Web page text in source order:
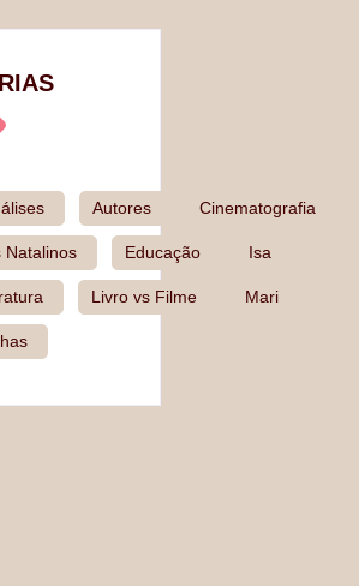
Autores Cinematografia
Natalinos Educação Isa
Livro vs Filme Mari